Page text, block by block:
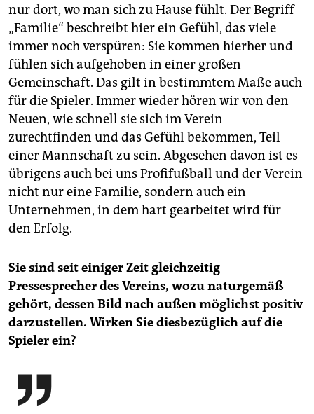
nur dort, wo man sich zu Hause fühlt. Der Begriff
„Familie“ beschreibt hier ein Gefühl, das viele
immer noch verspüren: Sie kommen hierher und
fühlen sich aufgehoben in einer großen
Gemeinschaft. Das gilt in bestimmtem Maße auch
für die Spieler. Immer wieder hören wir von den
Neuen, wie schnell sie sich im Verein
zurechtfinden und das Gefühl bekommen, Teil
einer Mannschaft zu sein. Abgesehen davon ist es
übrigens auch bei uns Profifußball und der Verein
nicht nur eine Familie, sondern auch ein
Unternehmen, in dem hart gearbeitet wird für
den Erfolg.
Sie sind seit einiger Zeit gleichzeitig
Pressesprecher des Vereins, wozu naturgemäß
gehört, dessen Bild nach außen möglichst positiv
darzustellen. Wirken Sie diesbezüglich auf die
Spieler ein?
